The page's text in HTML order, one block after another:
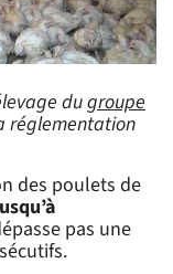
dugroupe
réglementation
des poulets de
pas une